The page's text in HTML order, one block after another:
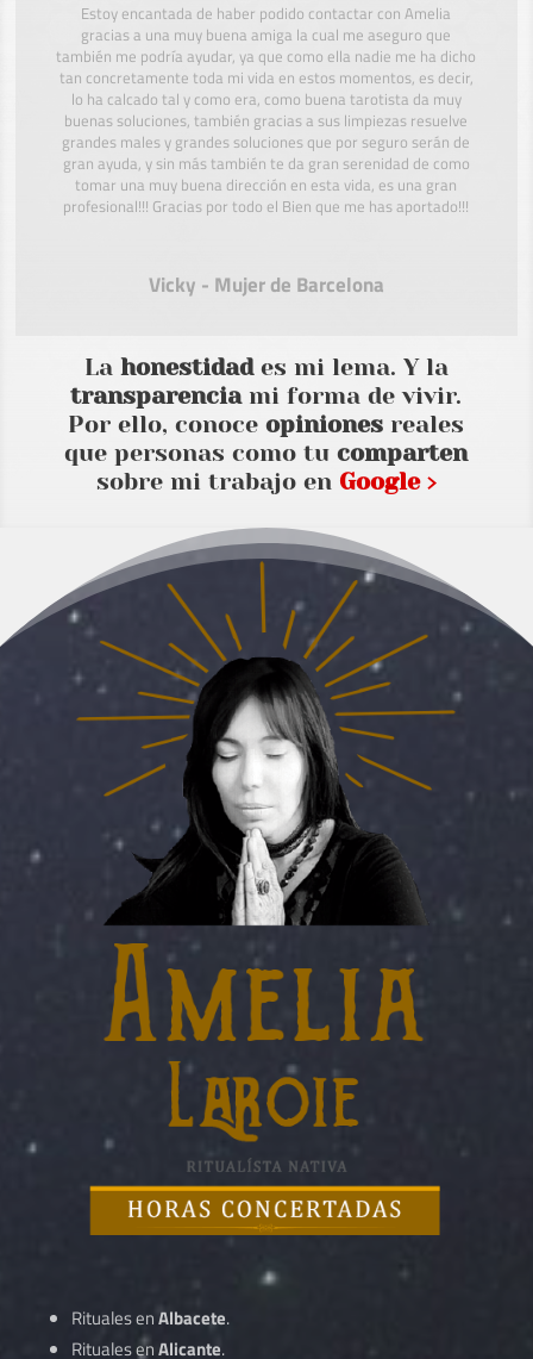
Estoy encantada de haber podido contactar con Amelia
gracias a una muy buena amiga la cual me aseguro que
también me podría ayudar, ya que como ella nadie me ha dicho
tan concretamente toda mi vida en estos momentos, es decir,
lo ha calcado tal y como era, como buena tarotista da muy
buenas soluciones, también gracias a sus limpiezas resuelve
grandes males y grandes soluciones que por seguro serán de
gran ayuda, y sin más también te da gran serenidad de como
tomar una muy buena dirección en esta vida, es una gran
profesional!!! Gracias por todo el Bien que me has aportado!!!
Vicky - Mujer de Barcelona
La honestidades mi lema. Y la
transparenciami forma de vivir.
Por ello, conoceopiniones reales
que personas como tucomparten
sobre mi trabajo en Google ›
Rituales enAlbacete.
Rituales enAlicante.